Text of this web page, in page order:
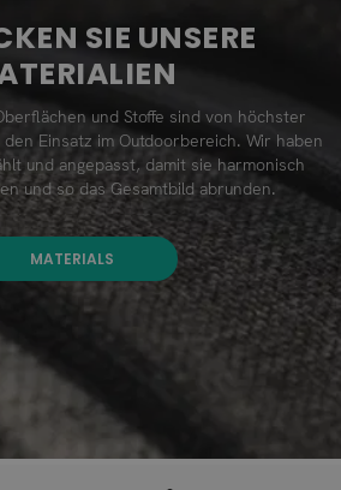
SIE UNSERE
und Stoffe sind von höchster
Einsatz im Outdoorbereich. Wir haben
und angepasst, damit sie harmonisch
und so das Gesamtbild abrunden.
MATERIALS